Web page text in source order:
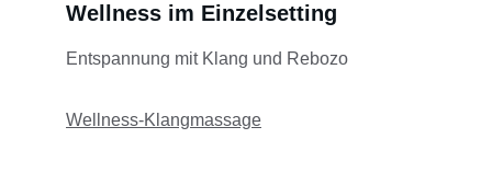
Wellness im Einzelsetting
Entspannung mit Klang und Rebozo
Wellness-Klangmassage